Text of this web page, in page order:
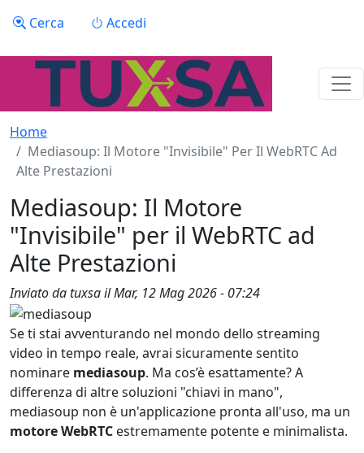
Menu profilo utente
Cerca Accedi
Home
Mediasoup: Il Motore "Invisibile" Per Il WebRTC Ad
Alte Prestazioni
Mediasoup: Il Motore
"Invisibile" per il WebRTC ad
Alte Prestazioni
Inviato datuxsailMar, 12 Mag 2026 - 07:24
Se ti stai avventurando nel mondo dello streaming
video in tempo reale, avrai sicuramente sentito
nominare mediasoup. Ma cos’è esattamente? A
differenza di altre soluzioni "chiavi in mano",
mediasoup non è un'applicazione pronta all'uso, ma un
motore WebRTC estremamente potente e minimalista.